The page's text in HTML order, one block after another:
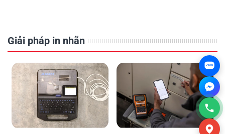
Giải pháp in nhãn
Zalo